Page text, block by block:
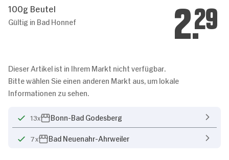
100g Beutel
Gültig in Bad Honnef 2.29
Dieser Artikel ist in Ihrem Markt nicht verfügbar.
Bitte wählen Sie einen anderen Markt aus, um lokale
Informationen zu sehen.
13x Bonn-Bad Godesberg
7x Bad Neuenahr-Ahrweiler